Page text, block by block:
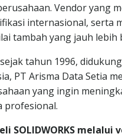
Vendor yang
internasional, serta
tambah yang jauh lebih
tahun 1996,
PT Arisma Data Setia
yang ingin
profesional.
SOLIDWORKS melalui